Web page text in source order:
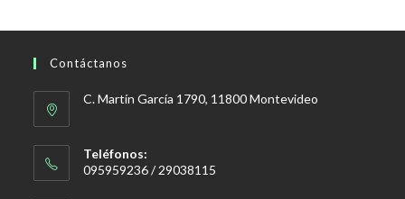
Contáctanos
C. Martín García 1790, 11800 Montevideo
Teléfonos:
095959236 / 29038115